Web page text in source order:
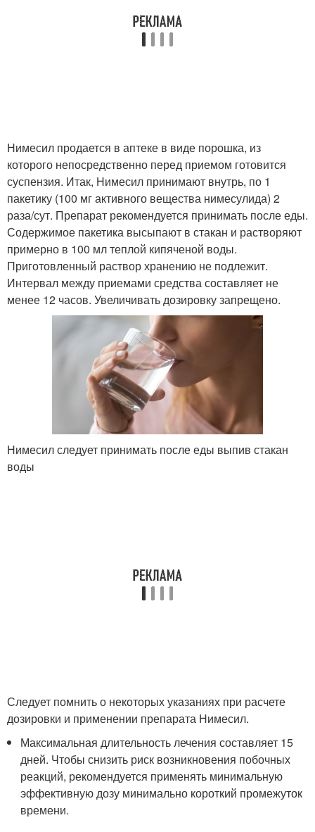
Нимесил продается в аптеке в виде порошка, из
которого непосредственно перед приемом готовится
суспензия. Итак, Нимесил принимают внутрь, по 1
пакетику (100 мг активного вещества нимесулида) 2
раза/сут. Препарат рекомендуется принимать после еды.
Содержимое пакетика высыпают в стакан и растворяют
примерно в 100 мл теплой кипяченой воды.
Приготовленный раствор хранению не подлежит.
Интервал между приемами средства составляет не
менее 12 часов. Увеличивать дозировку запрещено.
Нимесил следует принимать после еды выпив стакан
воды
Следует помнить о некоторых указаниях при расчете
дозировки и применении препарата Нимесил.
Максимальная длительность лечения составляет 15
дней. Чтобы снизить риск возникновения побочных
реакций, рекомендуется применять минимальную
эффективную дозу минимально короткий промежуток
времени.